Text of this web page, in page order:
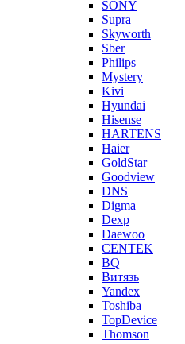
SONY
Supra
Skyworth
Sber
Philips
Mystery
Kivi
Hyundai
Hisense
HARTENS
Haier
GoldStar
Goodview
DNS
Digma
Dexp
Daewoo
CENTEK
BQ
Витязь
Yandex
Toshiba
TopDevice
Thomson